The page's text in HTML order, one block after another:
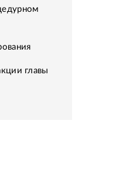
главы